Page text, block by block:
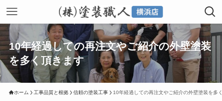
10年経過しての再注文やご紹介の外壁塗装
を多く頂きます
ホーム 工事品質と根拠 信頼の塗装工事 10年経過しての再注文やご紹介の外壁塗装を多